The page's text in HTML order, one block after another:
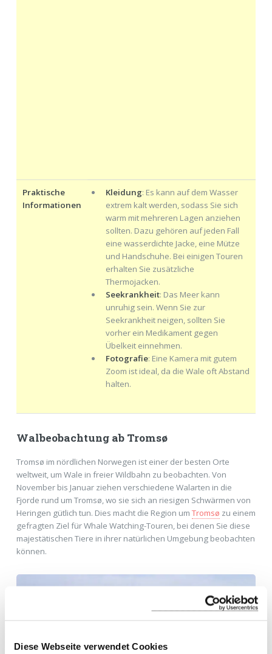
Diese Webseite verwendet Cookies
Praktische
Informationen
Kleidung: Es kann auf dem Wasser
extrem kalt werden, sodass Sie sich
warm mit mehreren Lagen anziehen
sollten. Dazu gehören auf jeden Fall
eine wasserdichte Jacke, eine Mütze
und Handschuhe. Bei einigen Touren
erhalten Sie zusätzliche
Thermojacken.
Seekrankheit: Das Meer kann
unruhig sein. Wenn Sie zur
Seekrankheit neigen, sollten Sie
vorher ein Medikament gegen
Übelkeit einnehmen.
Fotografie: Eine Kamera mit gutem
Zoom ist ideal, da die Wale oft Abstand
halten.
Walbeobachtung ab Tromsø
Tromsø im nördlichen Norwegen ist einer der besten Orte
weltweit, um Wale in freier Wildbahn zu beobachten. Von
November bis Januar ziehen verschiedene Walarten in die
Fjorde rund um Tromsø, wo sie sich an riesigen Schwärmen von
Heringen gütlich tun. Dies macht die Region um Tromsø zu einem
gefragten Ziel für Whale Watching-Touren, bei denen Sie diese
majestätischen Tiere in ihrer natürlichen Umgebung beobachten
können.